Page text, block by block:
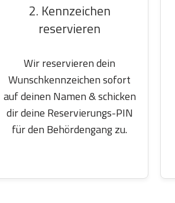
2. Kennzeichen
reservieren
Wir reservieren dein
Wunschkennzeichen sofort
auf deinen Namen & schicken
dir deine Reservierungs-PIN
für den Behördengang zu.